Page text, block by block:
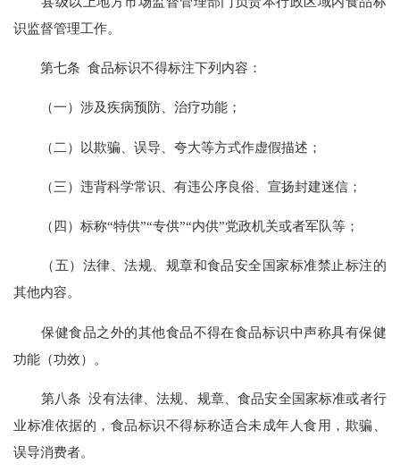
识监督管理工作。
第七条 食品标识不得标注下列内容：
（一）涉及疾病预防、治疗功能；
（二）以欺骗、误导、夸大等方式作虚假描述；
（三）违背科学常识、有违公序良俗、宣扬封建迷信；
（四）标称“特供”“专供”“内供”党政机关或者军队等；
（五）法律、法规、规章和食品安全国家标准禁止标注的
其他内容。
保健食品之外的其他食品不得在食品标识中声称具有保健
功能（功效）。
第八条 没有法律、法规、规章、食品安全国家标准或者行
业标准依据的，食品标识不得标称适合未成年人食用，欺骗、
误导消费者。